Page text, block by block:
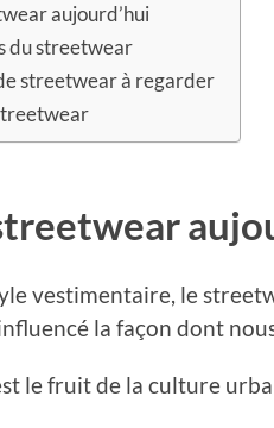
aujourd’hui
du streetwear
streetwear à regarder
vestimentaire, le
la façon dont
le fruit de la culture